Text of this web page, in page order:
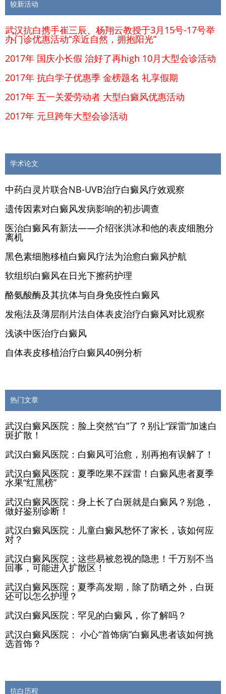
较新活动
武汉抗白携手崔三辰、杨翔云教授于3月15号-17号举
办门诊优惠活动“亲近自然，拥抱阳光”
2017年 国庆小长假 治好了再high 10月大型会诊活动
2017年 抗白学子优惠季 金榜题名 礼享假期
2017年 五一关爱劳动者 大型白癜风优惠活动
2017年 元旦跨年大型会诊活动
学术论文
中药白灵片联合NB-UVB治疗白癜风疗效观察
遗传因素对白癜风发病影响的初步调查
医治白癜风有新法——介绍张洪冰和他的表皮细胞分
离机
黑色素细胞移植白癜风疗法为治愈白癜风护航
软组织白癜风在日光下擦药护理
酪氨酸酶及其抗体与自身免疫性白癜风
发疱法及薄层削片法自体表皮治疗白癜风对比观察
浅谈中医治疗白癜风
自体表皮移植治疗白癜风40例分析
热门文章
武汉白癜风医院：脸上突然“白”了？别让“踩雷”加速白
斑扩散！
武汉白癜风医院：白癜风可治愈，别再抱有误解了！
武汉白癜风医院：夏季吃果不踩雷！白癜风患者夏季
水果“红黑榜”
武汉白癜风医院：身上长了白斑就是白癜风？别急，
做好鉴别诊断！
武汉白癜风医院：儿童白癜风愁怀了家长，该如何应
对？
武汉白癜风医院：这些易被忽视的隐患！千万别不当
回事，可能进入扩散区！
武汉白癜风医院：夏季高发期，除了防晒之外，白斑
还可以怎么护理？
武汉白癜风医院：罕见的白癜风，你了解吗？
武汉白癜风医院： 小心“首饰病”白癜风患者该如何挑
选首饰？
抗白历程